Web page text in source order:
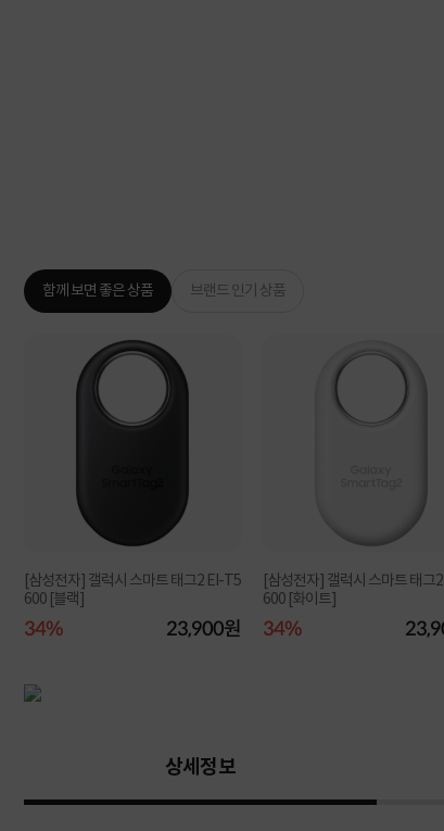
함께 보면 좋은 상품 브랜드 인기 상품
[삼성전자] 갤럭시 스마트 태그2 EI-T5
600 [블랙]
34% 23,900원
[삼성전자] 갤럭시 스마트 태그
600 [화이트]
34%
상세정보